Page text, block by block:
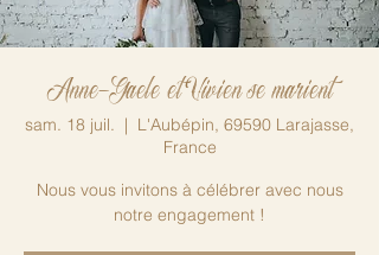
Anne-Gaele et Vivien se marient
sam. 18 juil.
  |
L'Aubépin, 69590 Larajasse,
France
Nous vous invitons à célébrer avec nous
notre engagement !